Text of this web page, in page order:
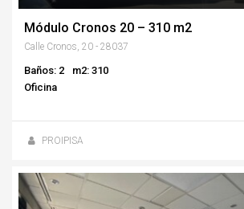
Módulo Cronos 20 – 310 m2
Calle Cronos, 20 - 28037
Baños: 2
m2: 310
Oficina
PROIPISA